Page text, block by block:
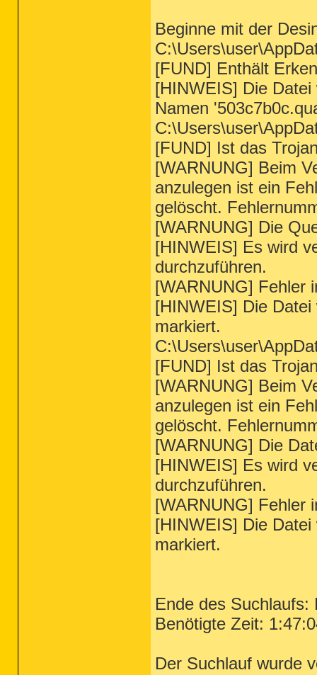
Beginne mit der
[FUND] Enthält
[HINWEIS] Die
Namen
[FUND] Ist das
[WARNUNG] Beim
anzulegen ist ein
gelöscht.
[WARNUNG] Die
[HINWEIS] Es wird
durchzuführen.
[WARNUNG] Fehler
[HINWEIS] Die
markiert.
[FUND] Ist das
[WARNUNG] Beim
anzulegen ist ein
gelöscht.
[WARNUNG] Die
[HINWEIS] Es wird
durchzuführen.
[WARNUNG] Fehler
[HINWEIS] Die
markiert.
Ende des Suchlaufs:
Benötigte Zeit:
Der Suchlauf wurde